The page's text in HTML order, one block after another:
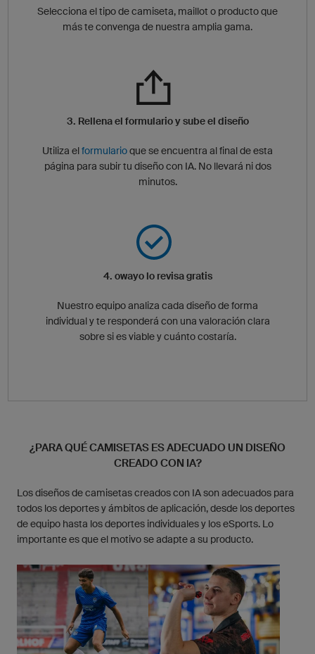
Selecciona el tipo de camiseta, maillot o producto que
más te convenga de nuestra amplia gama.
3. Rellena el formulario y sube el diseño
Utiliza elformularioque se encuentra al final de esta
página para subir tu diseño con IA. No llevará ni dos
minutos.
4. owayo lo revisa gratis
Nuestro equipo analiza cada diseño de forma
individual y te responderá con una valoración clara
sobre si es viable y cuánto costaría.
¿PARA QUÉ CAMISETAS ES ADECUADO UN DISEÑO
CREADO CON IA?
Los diseños de camisetas creados con IA son adecuados para
todos los deportes y ámbitos de aplicación, desde los deportes
de equipo hasta los deportes individuales y los eSports. Lo
importante es que el motivo se adapte a su producto.